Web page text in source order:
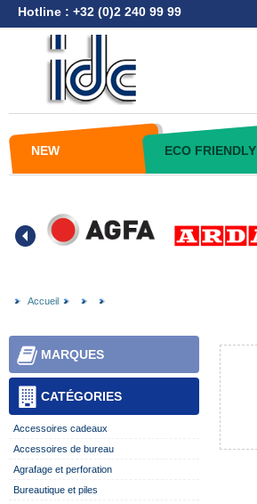
Hotline : +32 (0)2 240 99 99
NEW ECO FRIENDLY
Accueil
CATÉGORIES
MARQUES
Accessoires cadeaux
Accessoires de bureau
Agrafage et perforation
Bureautique et piles